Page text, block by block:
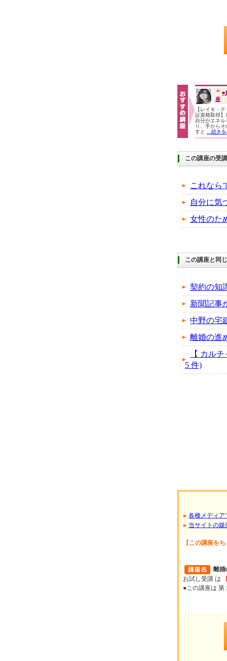
■
座
【レイキ・
証資格取得】
自分がエネ
り、手から
すと
...続き
この講座の受
これなら
自分に気
女性のた
この講座と同
契約の知
新聞記事
中野の宅
離婚の進
【 カル
5 件)
各種メディア
当サイトの媒
【この講座を
離婚
お試し受講 は
●この講座は 第